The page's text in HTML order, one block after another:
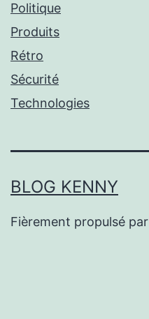
Politique
Produits
Rétro
Sécurité
Technologies
BLOG KENNY
Fièrement propulsé par